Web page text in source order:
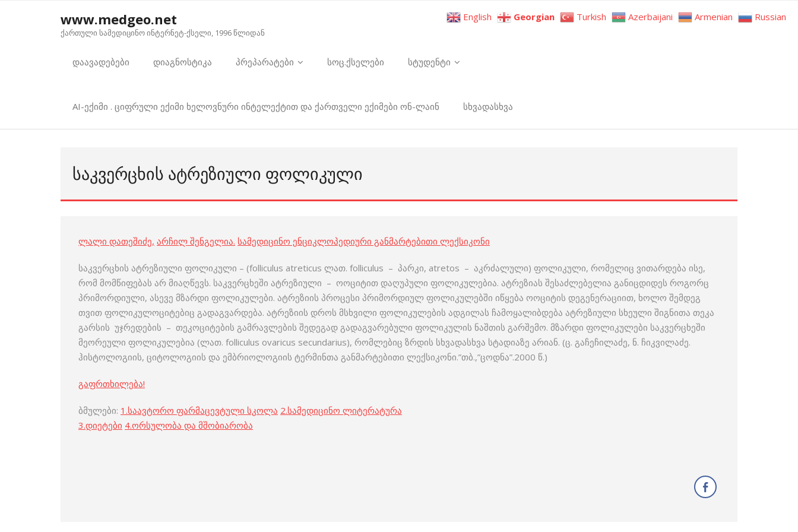
www.medgeo.net
ქართული სამედიცინო ინტერნეტ-ქსელი, 1996 წლიდან
დაავადებები დიაგნოსტიკა პრეპარატები სოც.ქსელები სტუდენტი
AI-ექიმი . ციფრული ექიმი ხელოვნური ინტელექტით და ქართველი ექიმები ონ-ლაინ სხვადასხვა
ᲡᲐᲙᲕᲔᲠᲪᲮᲘᲡ ᲐᲢᲠᲔᲖᲘᲣᲚᲘ ᲤᲝᲚᲘᲙᲣᲚᲘ
ლალი დათეშიძე, არჩილ შენგელია. სამედიცინო ენციკლოპედიური განმარტებითი ლექსიკონი
საკვერცხის ატრეზიული ფოლიკული – (folliculus atreticus ლათ. folliculus – პარკი, atretos – აკრძალული) ფოლიკული, რომელიც ვითარდება ისე,
რომ მომწიფებას არ მიაღწევს. საკვერცხეში ატრეზიული – ოოციტით დაღუპული ფოლიკულებია. ატრეზიას შესაძლებელია განიცდიდეს როგორც
პრიმორდიული, ასევე მზარდი ფოლიკულები. ატრეზიის პროცესი პრიმორდიულ ფოლიკულებში იწყება ოოციტის დეგენერაციით, ხოლო შემდეგ
თვით ფოლიკუ­ლოციტებიც გადაგვარდება. ატრეზიის დროს მსხვილი ფოლიკულების ადგილას ჩამოყალიბდება ატრეზიული სხეული შიგნითა თეკა
გარსის უჯრედების – თეკოციტების გამრავლების შედეგად გადაგვარებული ფოლიკულის ნაშთის გარშემო. მზარდი ფოლიკულები საკვერცხეში
მეორეული ფოლიკულებია (ლათ. folliculus ovaricus secundarius), რომლებიც ზრდის სხვადასხვა სტადიაზე არიან. (ც. გაჩეჩილაძე, ნ. ჩიკვილაძე.
ჰისტოლოგიის, ციტოლოგიის და ემბრიოლოგიის ტერმინთა განმარტებითი ლექსიკონი.”თბ.,”ცოდნა”.2000 წ.)
გაფრთხილება!
ბმულები: 1.საავტორო ფარმაცევტული სკოლა 2.სამედიცინო ლიტერატურა
3.დიეტები 4.ორსულობა და მშობიარობა
English Georgian Turkish Azerbaijani Armenian Russian